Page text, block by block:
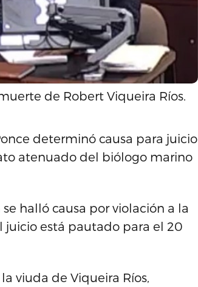
de Robert Viqueira Ríos.
determinó causa para juicio
atenuado del biólogo marino
halló causa por violación a la
juicio está pautado para el 20
viuda de Viqueira Ríos,